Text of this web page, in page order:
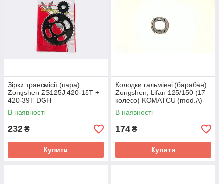
Зірки трансмісії (пара)
Zongshen ZS125J 420-15T +
420-39T DGH
В наявності
232 ₴
Купити
Колодки гальмівні (барабан)
Zongshen, Lifan 125/150 (17
колесо) KOMATCU (mod.A)
В наявності
174 ₴
Купити